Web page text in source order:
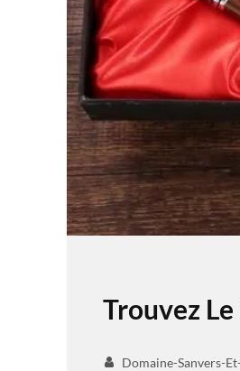
Trouvez
Domaine-Sanvers-